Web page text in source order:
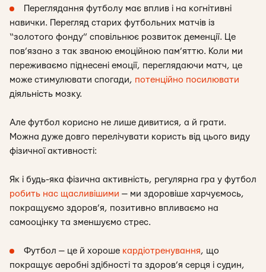
Переглядання футболу має вплив і на когнітивні
навички. Перегляд старих футбольних матчів із
“золотого фонду” сповільнює розвиток деменції. Це
пов’язано з так званою емоційною пам’яттю. Коли ми
переживаємо піднесені емоції, переглядаючи матч, це
може стимулювати спогади, потенційно посилювати
діяльність мозку.
Але футбол корисно не лише дивитися, а й грати.
Можна дуже довго перелічувати користь від цього виду
фізичної активності:
Як і будь-яка фізична активність, регулярна гра у футбол
робить нас щасливішими — ми здоровіше харчуємось,
покращуємо здоров’я, позитивно впливаємо на
самооцінку та зменшуємо стрес.
Футбол — це й хороше кардіотренування, що
покращує аеробні здібності та здоров’я серця і судин,